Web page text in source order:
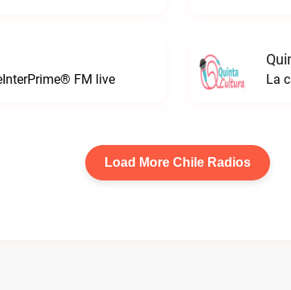
FM live La
Load More Chile Radios